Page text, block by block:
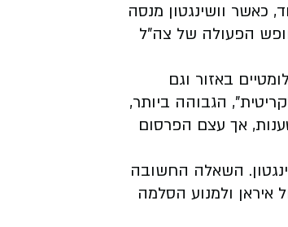
כאשר וושינגטון מנסה
הפעולה של צה"ל
באזור וגם
הגבוהה ביותר,
אך עצם הפרסום
השאלה החשובה
ולמנוע הסלמה